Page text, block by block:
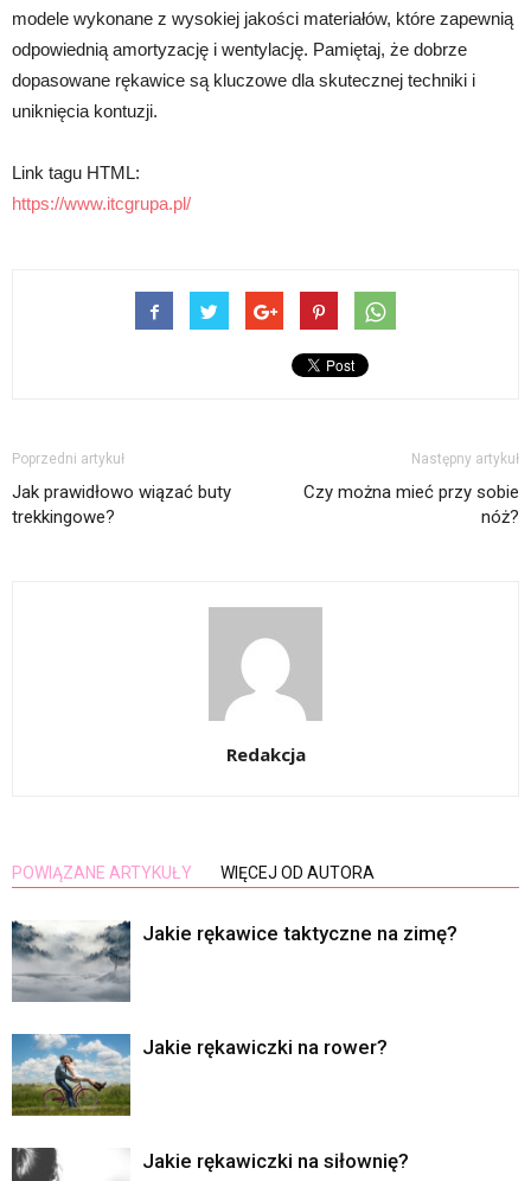
modele wykonane z wysokiej jakości materiałów, które zapewnią
odpowiednią amortyzację i wentylację. Pamiętaj, że dobrze
dopasowane rękawice są kluczowe dla skutecznej techniki i
uniknięcia kontuzji.
Link tagu HTML:
https://www.itcgrupa.pl/
Poprzedni artykuł
Jak prawidłowo wiązać buty
trekkingowe?
Następny artykuł
Czy można mieć przy sobie
nóż?
Redakcja
POWIĄZANE ARTYKUŁY WIĘCEJ OD AUTORA
Jakie rękawice taktyczne na zimę?
Jakie rękawiczki na rower?
Jakie rękawiczki na siłownię?